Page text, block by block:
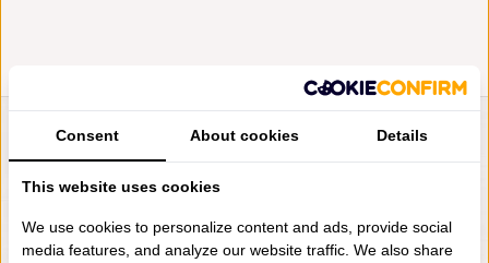
LIENSLINNENWINKEL.NL
VRAGEN? BEL DAN
Consent About cookies Details
This website uses cookies
We use cookies to personalize content and ads, provide social
media features, and analyze our website traffic. We also share